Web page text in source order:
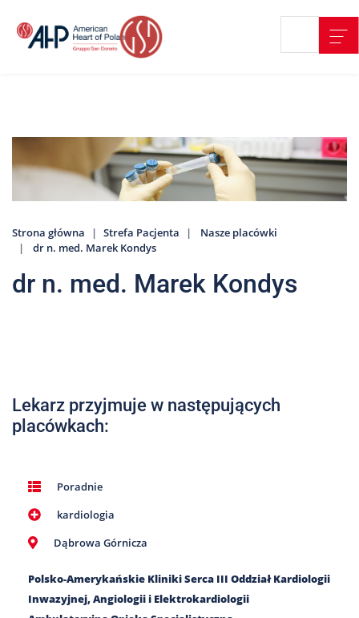
treści
Strefa
Pacjenta
O
nas
Marki
AHP
Galeria
302
Strona główna Strefa Pacjenta
Nasze placówki
dr n. med. Marek Kondys
dr n. med. Marek Kondys
Lekarz przyjmuje w następujących
placówkach:
Poradnie
kardiologia
Dąbrowa Górnicza
Polsko-Amerykańskie Kliniki Serca III Oddział Kardiologii
Inwazyjnej, Angiologii i Elektrokardiologii